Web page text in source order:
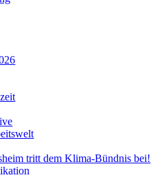
tritt dem Klima-Bündnis bei!